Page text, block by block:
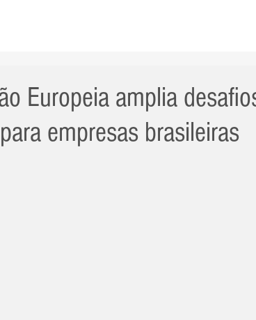
Europeia amplia
empresas brasileiras